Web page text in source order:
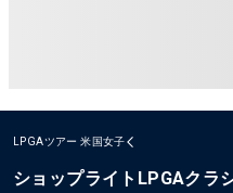
LPGAツアー 米国女子
ショップライトLPGAクラ